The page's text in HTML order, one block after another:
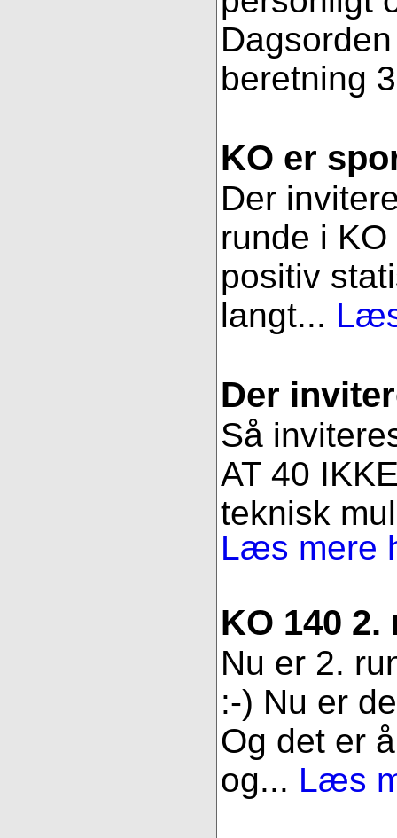
beretning
KO er
Der
runde i
positiv
langt...
Der
Så
AT 40
teknisk
Læs mere
KO 140 2.
Nu er 2.
:-) Nu er
Og det er
og... Læs